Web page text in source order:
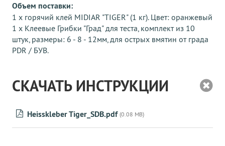
Объем поставки:
1 х горячий клей MIDIAR "TIGER" (1 кг). Цвет: оранжевый
1 x Клеевые Грибки "Град" для теста, комплект из 10
штук, размеры: 6 - 8 - 12мм, для острых вмятин от града
PDR / БУВ.
СКАЧАТЬ ИНСТРУКЦИИ
Heisskleber Tiger_SDB.pdf (0.08 MB)